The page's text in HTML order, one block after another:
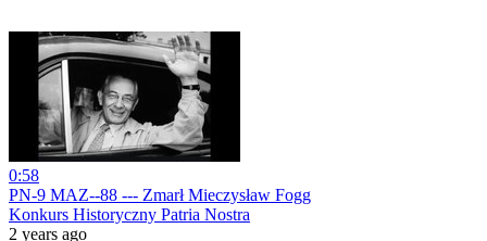
0:58
PN-9 MAZ--88 --- Zmarł Mieczysław Fogg
Konkurs Historyczny Patria Nostra
2 years ago